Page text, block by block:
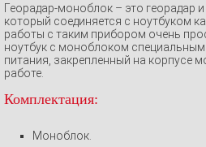
Георадар-моноблок – это георадар
который соединяется с ноутбуком
работы с таким прибором очень
ноутбук с моноблоком
питания, закрепленный на корпусе
работе.
Комплектация:
Моноблок.